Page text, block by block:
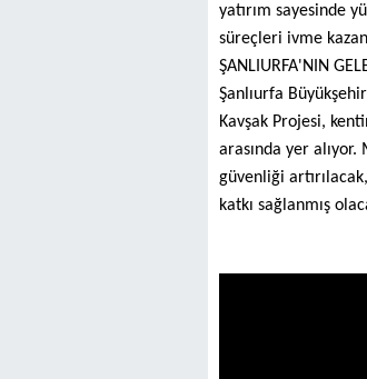
yatırım sayesinde
süreçleri ivme
ŞANLIURFA'NIN
Şanlıurfa
Kavşak Projesi,
arasında yer
güvenliği
katkı sağlanmış